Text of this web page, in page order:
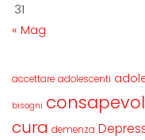
31
« Mag
accettare adolescenti
bisogni
cura demenza